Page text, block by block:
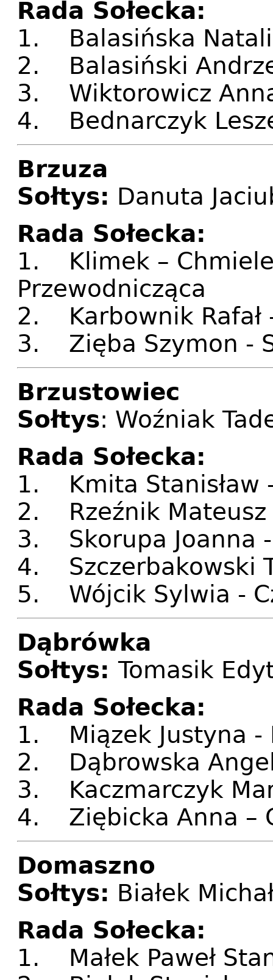
Rada Sołecka:
1. Balasińska
2. Balasiński
3. Wiktorowicz
4. Bednarczyk
Brzuza
Sołtys: Danuta
Rada Sołecka:
1. Klimek –
Przewodnicząca
2. Karbownik Rafał
3. Zięba Szymon -
Brzustowiec
Sołtys: Woźniak
Rada Sołecka:
1. Kmita Stanisław
2. Rzeźnik Mateusz
3. Skorupa Joanna
4. Szczerbakowski
5. Wójcik Sylwia -
Dąbrówka
Sołtys:Tomasik
Rada Sołecka:
1. Miązek Justyna -
2. Dąbrowska
3. Kaczmarczyk
4. Ziębicka Anna –
Domaszno
Sołtys: Białek
Rada Sołecka:
1. Małek Paweł